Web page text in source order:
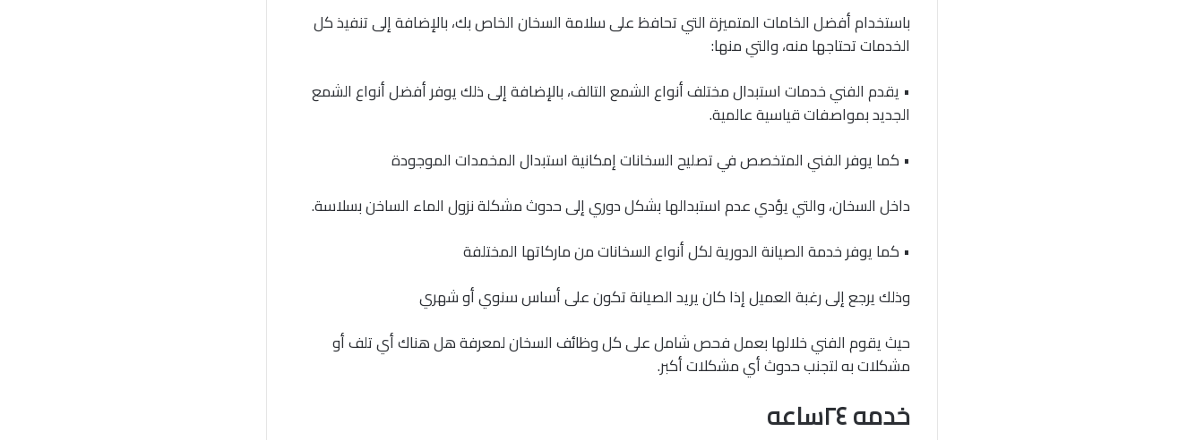
باستخدام أفضل الخامات المتميزة التي تحافظ على سلامة السخان الخاص بك، بالإضافة إلى تنفيذ كل
الخدمات تحتاجها منه، والتي منها:
• يقدم الفني خدمات استبدال مختلف أنواع الشمع التالف، بالإضافة إلى ذلك يوفر أفضل أنواع الشمع
الجديد بمواصفات قياسية عالمية.
• كما يوفر الفني المتخصص في تصليح السخانات إمكانية استبدال المخمدات الموجودة
داخل السخان، والتي يؤدي عدم استبدالها بشكل دوري إلى حدوث مشكلة نزول الماء الساخن بسلاسة.
• كما يوفر خدمة الصيانة الدورية لكل أنواع السخانات من ماركاتها المختلفة
وذلك يرجع إلى رغبة العميل إذا كان يريد الصيانة تكون على أساس سنوي أو شهري
حيث يقوم الفني خلالها بعمل فحص شامل على كل وظائف السخان لمعرفة هل هناك أي تلف أو
مشكلات به لتجنب حدوث أي مشكلات أكبر.
خدمه ٢٤ساعه